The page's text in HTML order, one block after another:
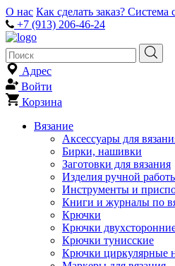
О нас Как сделать заказ? Система
+7 (913) 206-46-24
Адрес
Войти
Корзина
Вязание
Аксессуары для
Бирки, нашивки
Заготовки для вязания
Изделия ручной
Инструменты и
Книги и журналы по
Крючки
Крючки
Крючки тунисские
Крючки циркулярные